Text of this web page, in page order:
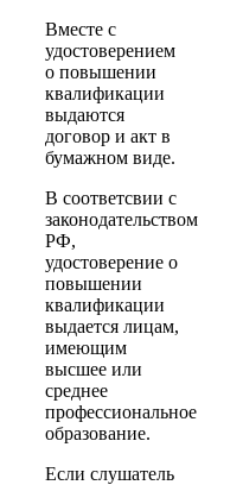
Вместе с
удостоверением
о повышении
квалификации
выдаются
договор и акт в
бумажном виде.
В соответсвии с
законодательством
РФ,
удостоверение о
повышении
квалификации
выдается лицам,
имеющим
высшее или
среднее
профессиональное
образование.
Если слушатель